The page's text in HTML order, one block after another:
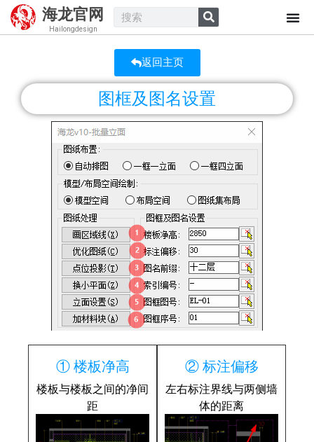
海龙官网
Hailongdesign
返回主页
图框及图名设置
① 楼板净高
楼板与楼板之间的净间
距
② 标注偏移
左右标注界线与两侧墙
体的距离